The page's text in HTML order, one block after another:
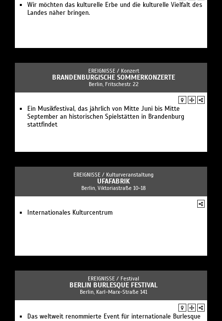
Wir möchten das kulturelle Erbe und die kulturelle Vielfalt des
Landes näher bringen.
EREIGNISSE / Konzert
BRANDENBURGISCHE SOMMERKONZERTE
Berlin, Fritschestr. 22
Ein Musikfestival, das jährlich von Mitte Juni bis Mitte
September an historischen Spielstätten in Brandenburg
stattfindet
EREIGNISSE / Kulturveranstaltung
UFAFABRIK
Berlin, Viktoriastraße 10-18
Internationales Kulturcentrum
EREIGNISSE / Festival
BERLIN BURLESQUE FESTIVAL
Berlin, Karl-Marx-Straße 141
Das weltweit renommierte Event für internationale Burlesque